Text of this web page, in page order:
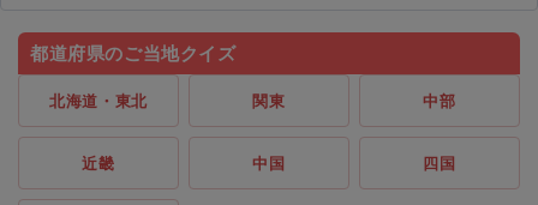
都道府県のご当地クイズ
北海道・東北 関東 中部
近畿 中国 四国